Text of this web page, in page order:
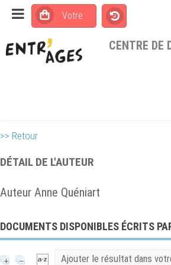
CENTRE DE
>> Retour
DÉTAIL DE L'AUTEUR
Auteur Anne Quéniart
DOCUMENTS DISPONIBLES ÉCRITS
Ajouter le résultat dans